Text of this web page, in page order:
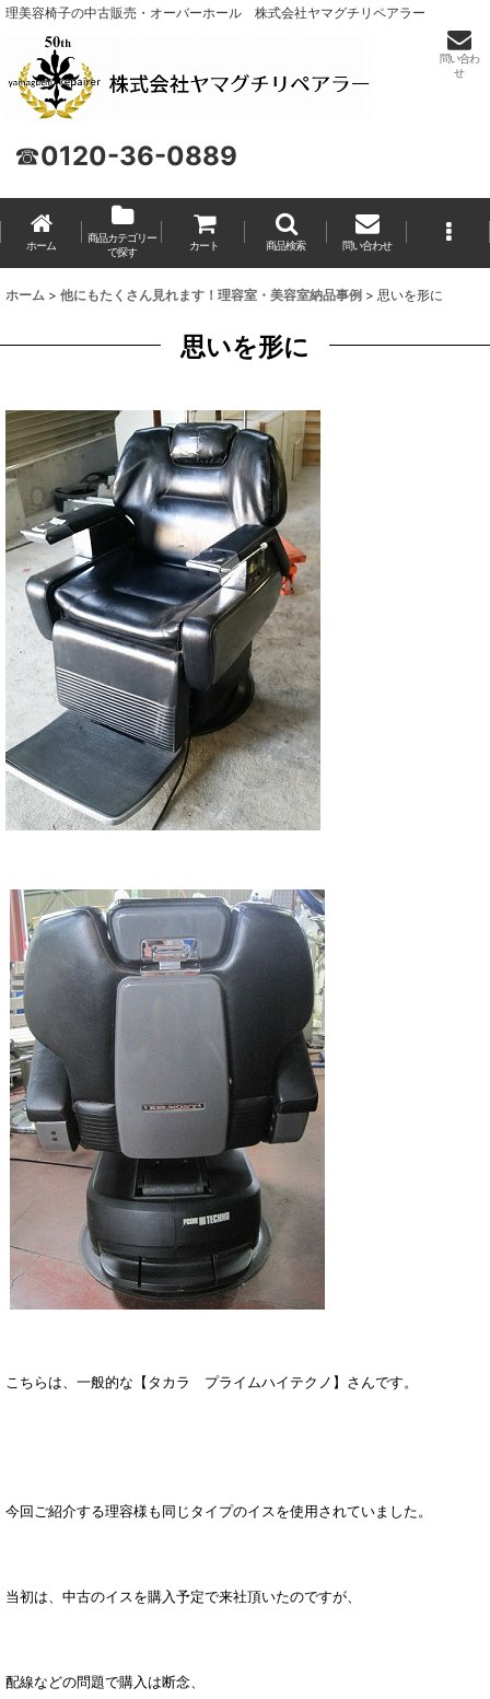
理美容椅子の中古販売・オーバーホール 株式会社ヤマグチリペアラー
☎0120-36-0889
問い合わ
せ
ホーム
商品カテゴリー
で探す
カート 商品検索 問い合わせ
ホーム > 他にもたくさん見れます！理容室・美容室納品事例 > 思いを形に
思いを形に
こちらは、一般的な【タカラ プライムハイテクノ】さんです。
今回ご紹介する理容様も同じタイプのイスを使用されていました。
当初は、中古のイスを購入予定で来社頂いたのですが、
配線などの問題で購入は断念、